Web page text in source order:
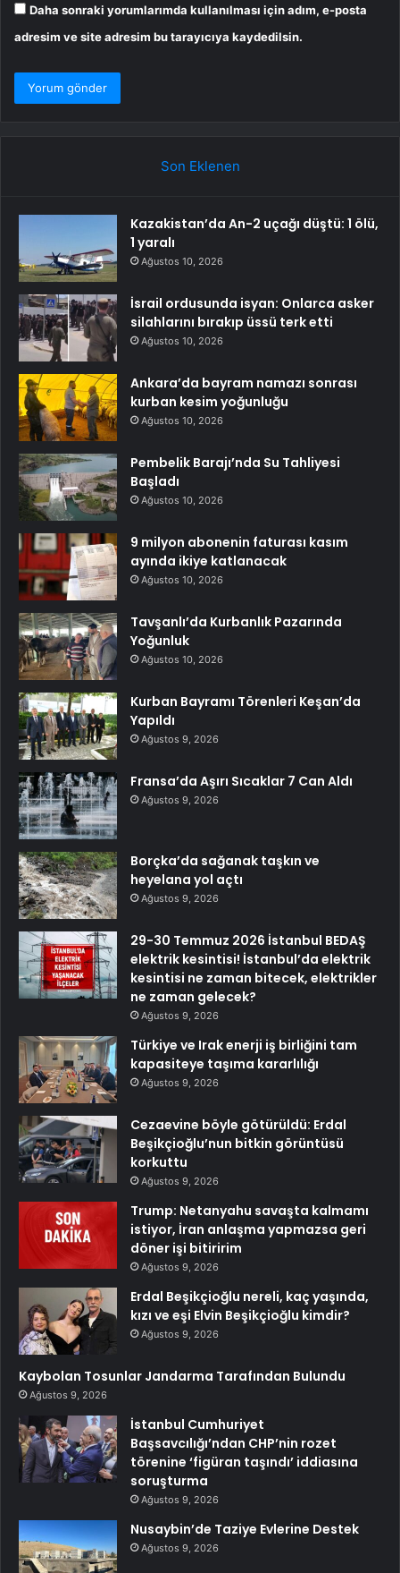
Daha sonraki yorumlarımda kullanılması için adım, e-posta
adresim ve site adresim bu tarayıcıya kaydedilsin.
Son Eklenen
Kazakistan’da An-2 uçağı düştü: 1 ölü,
1 yaralı
Ağustos 10, 2026
İsrail ordusunda isyan: Onlarca asker
silahlarını bırakıp üssü terk etti
Ağustos 10, 2026
Ankara’da bayram namazı sonrası
kurban kesim yoğunluğu
Ağustos 10, 2026
Pembelik Barajı’nda Su Tahliyesi
Başladı
Ağustos 10, 2026
9 milyon abonenin faturası kasım
ayında ikiye katlanacak
Ağustos 10, 2026
Tavşanlı’da Kurbanlık Pazarında
Yoğunluk
Ağustos 10, 2026
Kurban Bayramı Törenleri Keşan’da
Yapıldı
Ağustos 9, 2026
Fransa’da Aşırı Sıcaklar 7 Can Aldı
Ağustos 9, 2026
Borçka’da sağanak taşkın ve
heyelana yol açtı
Ağustos 9, 2026
29-30 Temmuz 2026 İstanbul BEDAŞ
elektrik kesintisi! İstanbul’da elektrik
kesintisi ne zaman bitecek, elektrikler
ne zaman gelecek?
Ağustos 9, 2026
Türkiye ve Irak enerji iş birliğini tam
kapasiteye taşıma kararlılığı
Ağustos 9, 2026
Cezaevine böyle götürüldü: Erdal
Beşikçioğlu’nun bitkin görüntüsü
korkuttu
Ağustos 9, 2026
Trump: Netanyahu savaşta kalmamı
istiyor, İran anlaşma yapmazsa geri
döner işi bitiririm
Ağustos 9, 2026
Erdal Beşikçioğlu nereli, kaç yaşında,
kızı ve eşi Elvin Beşikçioğlu kimdir?
Ağustos 9, 2026
Kaybolan Tosunlar Jandarma Tarafından Bulundu
Ağustos 9, 2026
İstanbul Cumhuriyet
Başsavcılığı’ndan CHP’nin rozet
törenine ‘figüran taşındı’ iddiasına
soruşturma
Ağustos 9, 2026
Nusaybin’de Taziye Evlerine Destek
Ağustos 9, 2026